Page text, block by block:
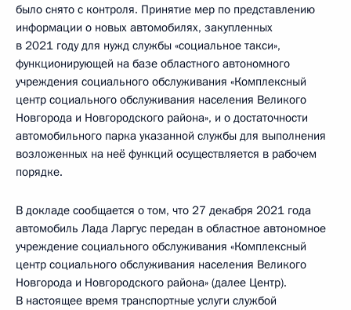
было снято с контроля. Принятие мер по представлению
информации о новых автомобилях, закупленных
в 2021 году для нужд службы «социальное такси»,
функционирующей на базе областного автономного
учреждения социального обслуживания «Комплексный
центр социального обслуживания населения Великого
Новгорода и Новгородского района», и о достаточности
автомобильного парка указанной службы для выполнения
возложенных на неё функций осуществляется в рабочем
порядке.
В докладе сообщается о том, что 27 декабря 2021 года
автомобиль Лада Ларгус передан в областное автономное
учреждение социального обслуживания «Комплексный
центр социального обслуживания населения Великого
Новгорода и Новгородского района» (далее Центр).
В настоящее время транспортные услуги службой